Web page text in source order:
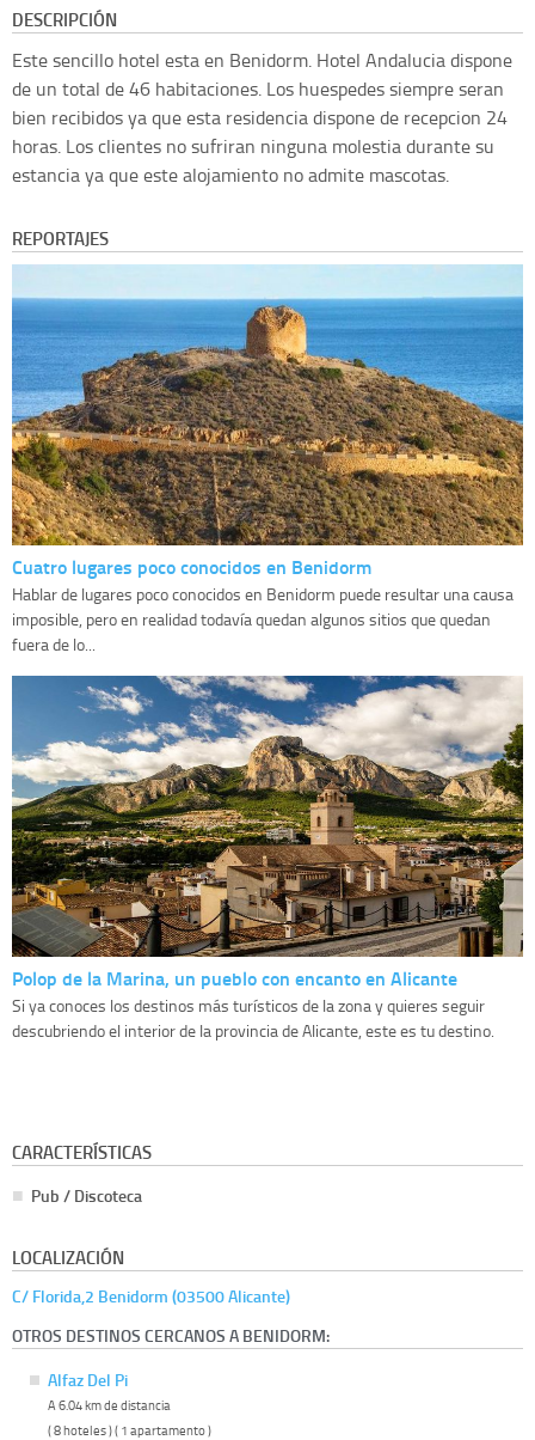
DESCRIPCIÓN
Este sencillo hotel esta en Benidorm. Hotel Andalucia dispone
de un total de 46 habitaciones. Los huespedes siempre seran
bien recibidos ya que esta residencia dispone de recepcion 24
horas. Los clientes no sufriran ninguna molestia durante su
estancia ya que este alojamiento no admite mascotas.
REPORTAJES
Cuatro lugares poco conocidos en Benidorm
Hablar de lugares poco conocidos en Benidorm puede resultar una causa
imposible, pero en realidad todavía quedan algunos sitios que quedan
fuera de lo...
Polop de la Marina, un pueblo con encanto en Alicante
Si ya conoces los destinos más turísticos de la zona y quieres seguir
descubriendo el interior de la provincia de Alicante, este es tu destino.
CARACTERÍSTICAS
Pub / Discoteca
LOCALIZACIÓN
C/ Florida,2 Benidorm (03500 Alicante)
OTROS DESTINOS CERCANOS A BENIDORM:
Alfaz Del Pi
A 6.04 km de distancia
( 8 hoteles ) ( 1 apartamento )